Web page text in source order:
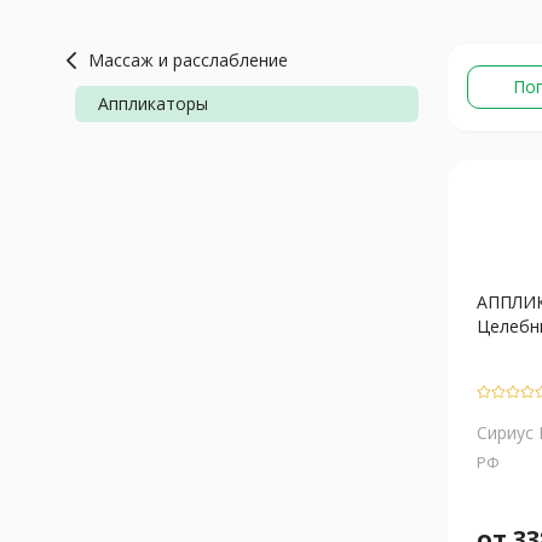
Массаж и расслабление
Аппликаторы
Сириус
РФ